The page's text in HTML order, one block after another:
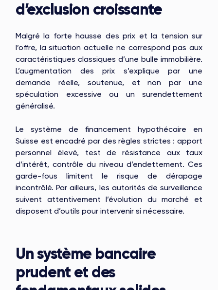
d’exclusion croissante
Malgré la forte hausse des prix et la tension sur
l’offre, la situation actuelle ne correspond pas aux
caractéristiques classiques d’une bulle immobilière.
L’augmentation des prix s’explique par une
demande réelle, soutenue, et non par une
spéculation excessive ou un surendettement
généralisé.
Le système de financement hypothécaire en
Suisse est encadré par des règles strictes : apport
personnel élevé, test de résistance aux taux
d’intérêt, contrôle du niveau d’endettement. Ces
garde-fous limitent le risque de dérapage
incontrôlé. Par ailleurs, les autorités de surveillance
suivent attentivement l’évolution du marché et
disposent d’outils pour intervenir si nécessaire.
Un système bancaire
prudent et des